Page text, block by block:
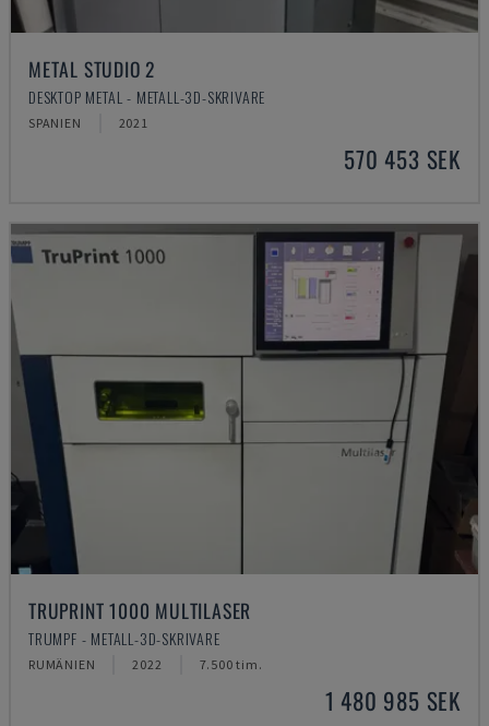
METAL STUDIO 2
DESKTOP METAL - METALL-3D-SKRIVARE
SPANIEN 2021
570 453 SEK
TRUPRINT 1000 MULTILASER
TRUMPF - METALL-3D-SKRIVARE
RUMÄNIEN 2022 7.500 tim.
1 480 985 SEK